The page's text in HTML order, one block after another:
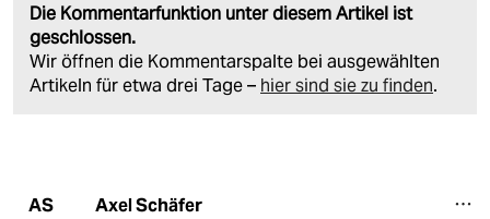
Die Kommentarfunktion unter diesem Artikel ist
geschlossen.
Wir öffnen die Kommentarspalte bei ausgewählten
Artikeln für etwa drei Tage – hier sind sie zu finden.
AS Axel Schäfer